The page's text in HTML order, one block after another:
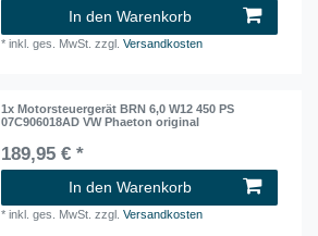
In den Warenkorb
*inkl. ges. MwSt. zzgl.Versandkosten
1x Motorsteuergerät BRN 6,0 W12 450 PS
07C906018AD VW Phaeton original
189,95 € *
In den Warenkorb
*inkl. ges. MwSt. zzgl.Versandkosten